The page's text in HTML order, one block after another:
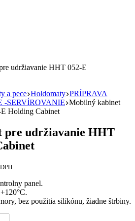
a pece Holdomaty PRÍPRAVA
-SERVÍROVANIE Mobilný kabinet
Holding Cabinet
pre udržiavanie HHT
€.
panel.
bez použitia silikónu, žiadne štrbiny.